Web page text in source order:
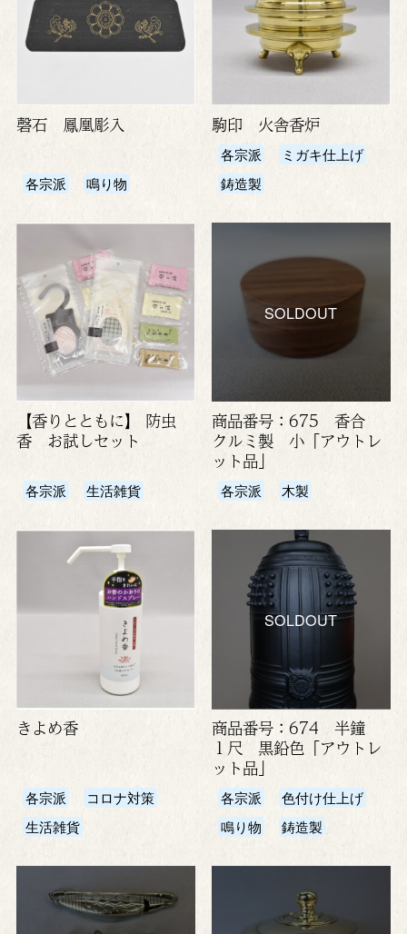
磬石 鳳凰彫入
各宗派 鳴り物
駒印 火舎香炉
各宗派
ミガキ仕上げ
鋳造製
【香りとともに】 防虫
香 お試しセット
各宗派 生活雑貨
SOLDOUT
商品番号：675 香合
クルミ製 小「アウトレ
ット品」
各宗派 木製
きよめ香
各宗派
コロナ対策
生活雑貨
SOLDOUT
商品番号：674 半鐘
１尺 黒鉛色「アウトレ
ット品」
各宗派
色付け仕上げ
鳴り物
鋳造製